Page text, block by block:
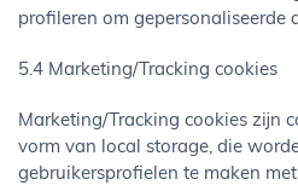
profileren om gepersonaliseerde
5.4 Marketing/Tracking cookies
Marketing/Tracking cookies zijn
vorm van local storage, die
gebruikersprofielen te maken